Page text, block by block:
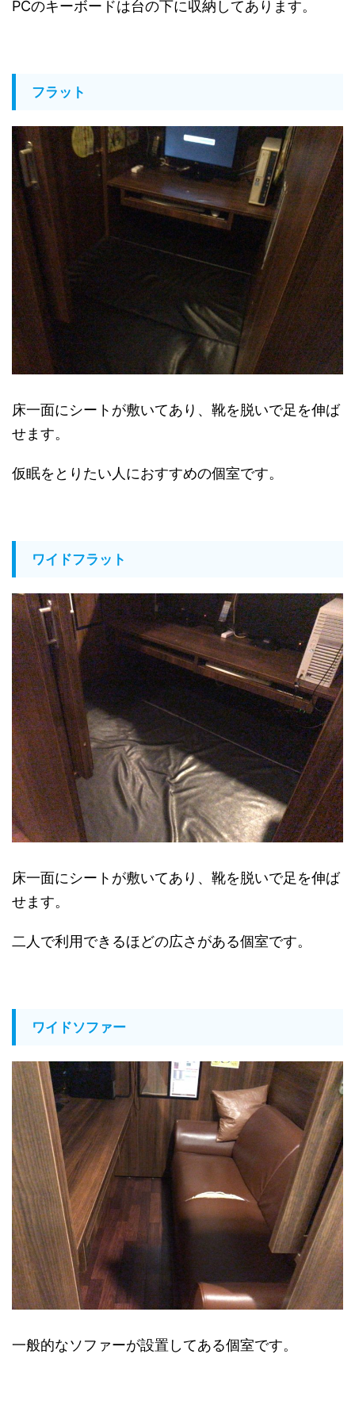
PCのキーボードは台の下に収納してあります。
フラット
床一面にシートが敷いてあり、靴を脱いで足を伸ば
せます。
仮眠をとりたい人におすすめの個室です。
ワイドフラット
床一面にシートが敷いてあり、靴を脱いで足を伸ば
せます。
二人で利用できるほどの広さがある個室です。
ワイドソファー
一般的なソファーが設置してある個室です。